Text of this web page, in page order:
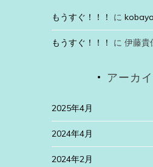
もうすぐ！！！ に
もうすぐ！！！ に 伊藤貴
アーカ
2025年4月
2024年4月
2024年2月